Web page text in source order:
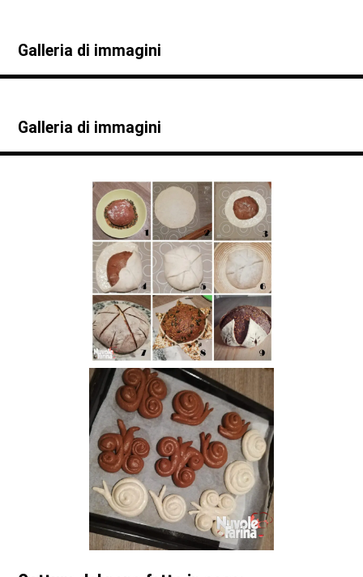
Galleria di immagini
Galleria di immagini